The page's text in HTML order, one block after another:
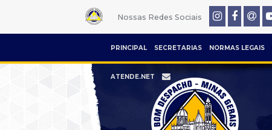
Nossas Redes Sociais
PRINCIPAL SECRETARIAS NORMAS LEGAIS
ATENDE.NET